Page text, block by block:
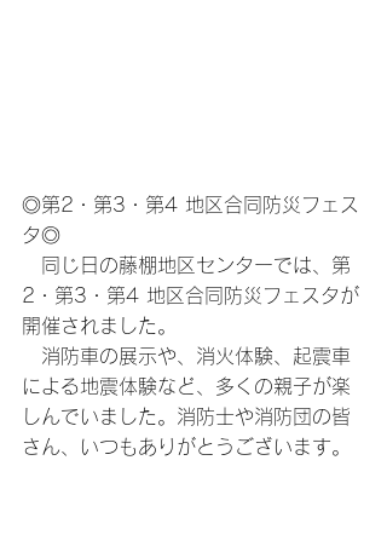
◎第2・第3・第4 地区合同防災フェス
タ◎
同じ日の藤棚地区センターでは、第
2・第3・第4 地区合同防災フェスタが
開催されました。
消防車の展示や、消火体験、起震車
による地震体験など、多くの親子が楽
しんでいました。消防士や消防団の皆
さん、いつもありがとうございます。